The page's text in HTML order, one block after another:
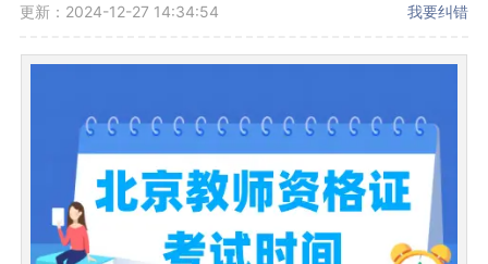
更新：2024-12-27 14:34:54 我要纠错